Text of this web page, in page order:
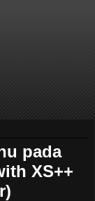
pada
XS++